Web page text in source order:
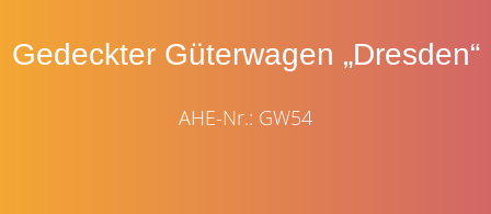
Gedeckter Güterwagen „Dresden“
AHE-Nr.: GW54